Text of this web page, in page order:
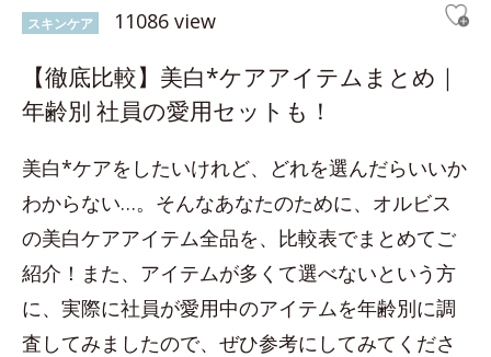
スキンケア 11086 view
【徹底比較】美白*ケアアイテムまとめ｜
年齢別 社員の愛用セットも！
美白*ケアをしたいけれど、どれを選んだらいいか
わからない…。そんなあなたのために、オルビス
の美白ケアアイテム全品を、比較表でまとめてご
紹介！また、アイテムが多くて選べないという方
に、実際に社員が愛用中のアイテムを年齢別に調
査してみましたので、ぜひ参考にしてみてくださ